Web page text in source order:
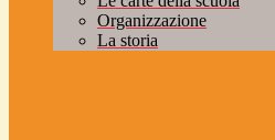
Organizzazione
La storia